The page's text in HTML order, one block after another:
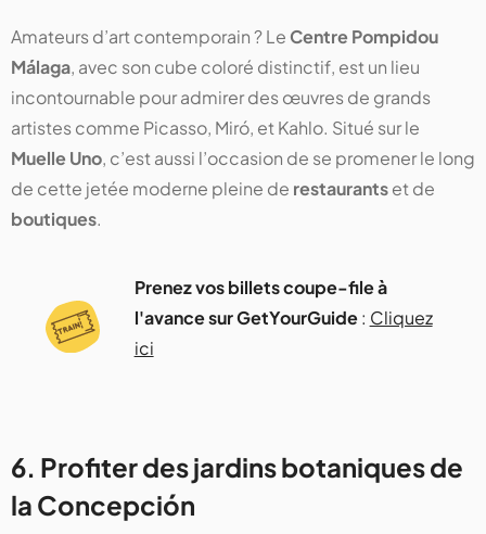
Amateurs d’art contemporain ? Le Centre Pompidou
Málaga, avec son cube coloré distinctif, est un lieu
incontournable pour admirer des œuvres de grands
artistes comme Picasso, Miró, et Kahlo. Situé sur le
Muelle Uno, c’est aussi l’occasion de se promener le long
de cette jetée moderne pleine de restaurantset de
boutiques.
Prenez vos billets coupe-file à
l'avance sur GetYourGuide: Cliquez
ici
6. Profiter des jardins botaniques de
la Concepción